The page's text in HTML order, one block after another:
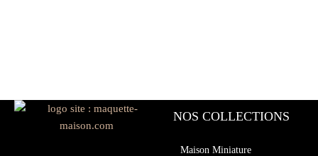
NOS COLLECTIONS
Maison Miniature